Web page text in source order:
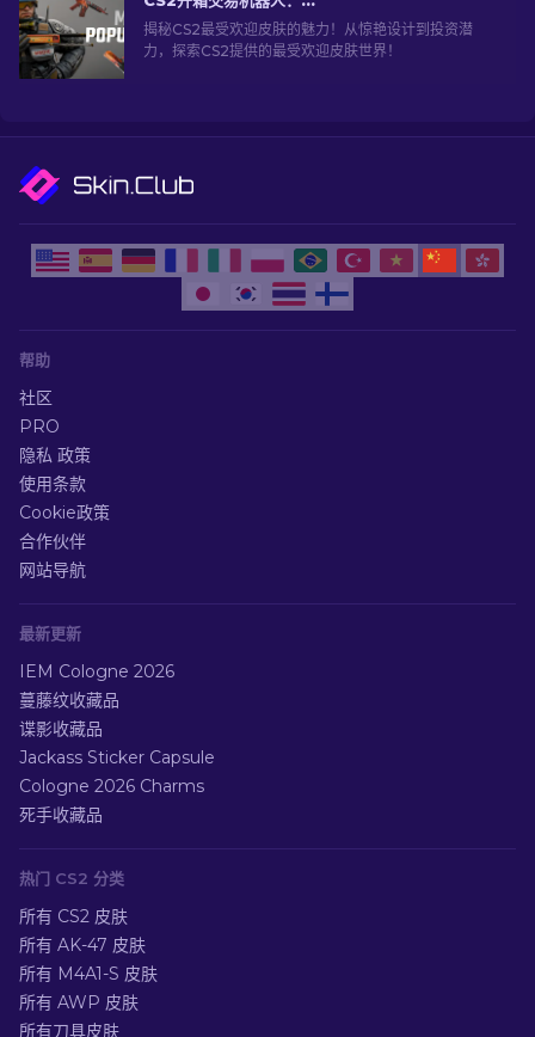
揭秘CS2最受欢迎皮肤的魅力！从惊艳设计到投资潜
力，探索CS2提供的最受欢迎皮肤世界！
帮助
社区
PRO
隐私 政策
使用条款
Cookie政策
合作伙伴
网站导航
最新更新
IEM Cologne 2026
蔓藤纹收藏品
谍影收藏品
Jackass Sticker Capsule
Cologne 2026 Charms
死手收藏品
热门 CS2 分类
所有 CS2 皮肤
所有 AK-47 皮肤
所有 M4A1-S 皮肤
所有 AWP 皮肤
所有刀具皮肤